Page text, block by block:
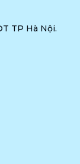
TP Hà Nội.